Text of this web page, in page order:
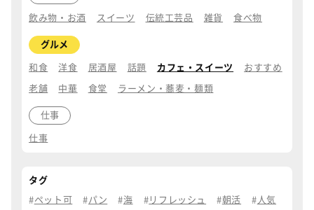
飲み物・お酒 スイーツ 伝統工芸品 雑貨 食べ物
グルメ
和食 洋食 居酒屋 話題 カフェ・スイーツ おすすめ
老舗 中華 食堂 ラーメン・蕎麦・麺類
仕事
仕事
タグ
ペット可 パン 海 リフレッシュ 朝活 人気